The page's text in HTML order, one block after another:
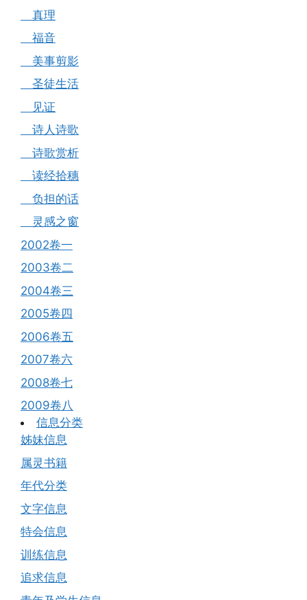
真理
福音
美事剪影
圣徒生活
见证
诗人诗歌
诗歌赏析
读经拾穗
负担的话
灵感之窗
2002卷一
2003卷二
2004卷三
2005卷四
2006卷五
2007卷六
2008卷七
2009卷八
信息分类
姊妹信息
属灵书籍
年代分类
文字信息
特会信息
训练信息
追求信息